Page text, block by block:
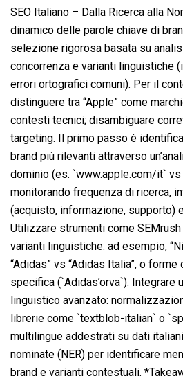
SEO Italiano – Dalla Ricerca alla
dinamico delle parole chiave di
selezione rigorosa basata su
concorrenza e varianti linguistiche
errori ortografici comuni). Per il
distinguere tra “Apple” come
contesti tecnici; disambiguare
targeting. Il primo passo è
brand più rilevanti attraverso
dominio (es. `www.apple.com/it` vs
monitorando frequenza di ricerca,
(acquisto, informazione, supporto)
Utilizzare strumenti come
varianti linguistiche: ad esempio,
“Adidas” vs “Adidas Italia”, o
specifica (`Adidas’orva`). Integrare
linguistico avanzato:
librerie come `textblob-italian` o
multilingue addestrati su dati
nominate (NER) per identificare
brand e varianti contestuali.